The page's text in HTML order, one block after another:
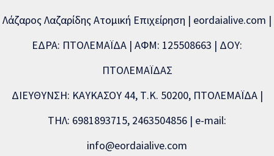
Λάζαρος Λαζαρίδης Ατομική Επιχείρηση | eordaialive.com |
ΕΔΡΑ: ΠΤΟΛΕΜΑΪΔΑ | ΑΦΜ: 125508663 | ΔΟΥ:
ΠΤΟΛΕΜΑΪΔΑΣ
ΔΙΕΥΘΥΝΣΗ: ΚΑΥΚΑΣΟΥ 44, Τ.Κ. 50200, ΠΤΟΛΕΜΑΪΔΑ |
ΤΗΛ: 6981893715, 2463504856 | e-mail:
info@eordaialive.com